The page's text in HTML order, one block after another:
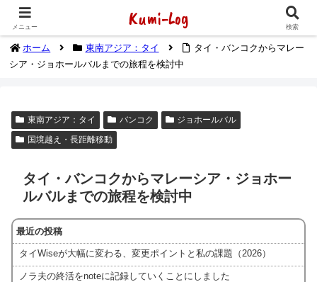
2014年1月から海外放浪（デジタルノマド）してます
ホーム 東南アジア：タイ
タイ・バンコクからマレー
シア・ジョホールバルまでの旅程を検討中
東南アジア：タイ バンコク
ジョホールバル
国境越え・長距離移動
タイ・バンコクからマレーシア・ジョホー
ルバルまでの旅程を検討中
最近の投稿
タイWiseが大幅に変わる、変更ポイントと私の課題（2026）
ノラ夫の終活をnoteに記録していくことにしました
メニュー Kumi-Log 検索